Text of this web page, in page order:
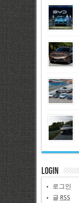
Login
로그인
글 RSS